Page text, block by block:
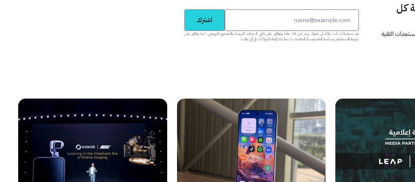
كل
التقنية
اشترك
عبر تسجيلك، أنت تؤكد أن عمرك يزيد عن 18 عاماً وتوافق على تلقي النشرات البريدية والمحتوى الترويجي، كما توافق على
شروط الاستخدام وسياسة الخصوصية الخاصة بنا. يمكنك إلغاء اشتراكك في أي وقت.